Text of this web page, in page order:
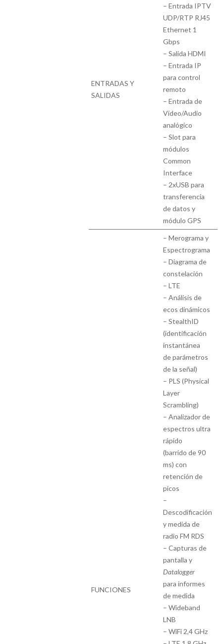
ENTRADAS Y
SALIDAS
– Entrada IPTV
UDP/RTP RJ45
Ethernet 1
Gbps
– Salida HDMI
– Entrada IP
para control
remoto
– Entrada de
Vídeo/Audio
analógico
– Slot para
módulos
Common
Interface
– 2xUSB para
transferencia
de datos y
módulo GPS
FUNCIONES
– Merograma y
Espectrograma
– Diagrama de
constelación
– LTE
– Análisis de
ecos dinámicos
– StealthID
(identificación
instantánea
de parámetros
de la señal)
– PLS (Physical
Layer
Scrambling)
– Analizador de
espectros ultra
rápido
(barrido de 90
ms) con
retención de
picos
–
Descodificación
y medida de
radio FM RDS
– Capturas de
pantalla y
Datalogger
para informes
de medida
– Wideband
LNB
– WiFi 2,4 GHz